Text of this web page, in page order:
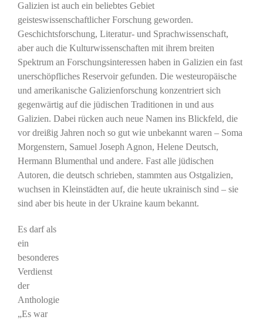
Galizien ist auch ein beliebtes Gebiet
geisteswissenschaftlicher Forschung geworden.
Geschichtsforschung, Literatur- und Sprachwissenschaft,
aber auch die Kulturwissenschaften mit ihrem breiten
Spektrum an Forschungsinteressen haben in Galizien ein fast
unerschöpfliches Reservoir gefunden. Die westeuropäische
und amerikanische Galizienforschung konzentriert sich
gegenwärtig auf die jüdischen Traditionen in und aus
Galizien. Dabei rücken auch neue Namen ins Blickfeld, die
vor dreißig Jahren noch so gut wie unbekannt waren – Soma
Morgenstern, Samuel Joseph Agnon, Helene Deutsch,
Hermann Blumenthal und andere. Fast alle jüdischen
Autoren, die deutsch schrieben, stammten aus Ostgalizien,
wuchsen in Kleinstädten auf, die heute ukrainisch sind – sie
sind aber bis heute in der Ukraine kaum bekannt.
Es darf als
ein
besonderes
Verdienst
der
Anthologie
„Es war